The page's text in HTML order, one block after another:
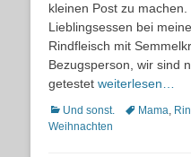
kleinen Post zu
Lieblingsessen bei
Rindfleisch mit
Bezugsperson, wir sind
getestet weiterlesen…
Kategorien
Und sonst. Schlagworte
Mama,
Weihnachten